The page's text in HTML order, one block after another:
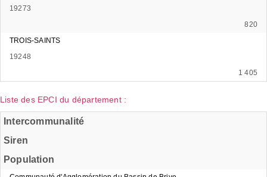
19273
820
TROIS-SAINTS
19248
1 405
Liste des EPCI du département :
Intercommunalité
Siren
Population